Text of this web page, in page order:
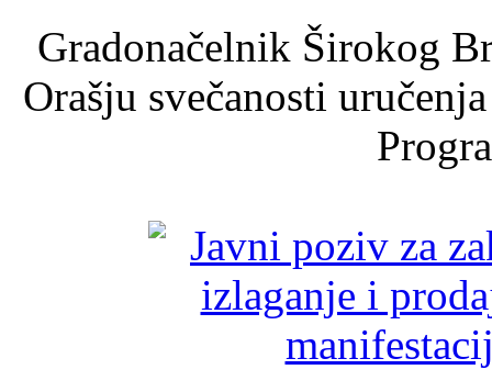
Gradonačelnik Širokog
Orašju svečanosti